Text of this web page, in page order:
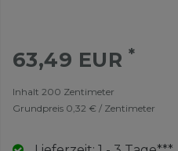
63,49 EUR *
Inhalt 200 Zentimeter
Grundpreis 0,32 € / Zentimeter